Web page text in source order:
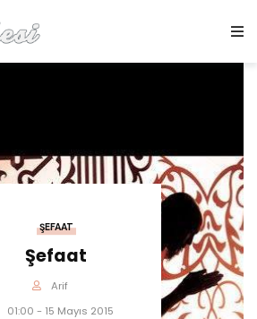
ŞEFAAT
Şefaat
Arif
01:00 - 15 Mayıs 2015